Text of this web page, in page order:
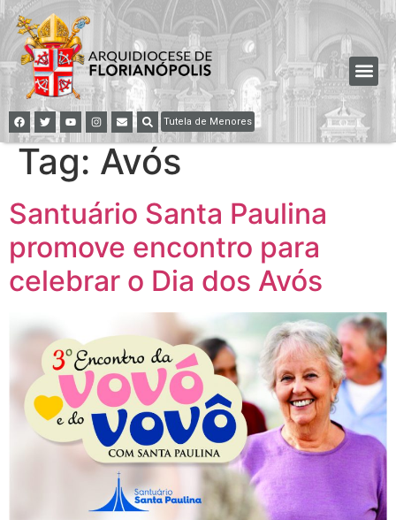
Tutela de Menores
Tag: Avós
Santuário Santa Paulina
promove encontro para
celebrar o Dia dos Avós